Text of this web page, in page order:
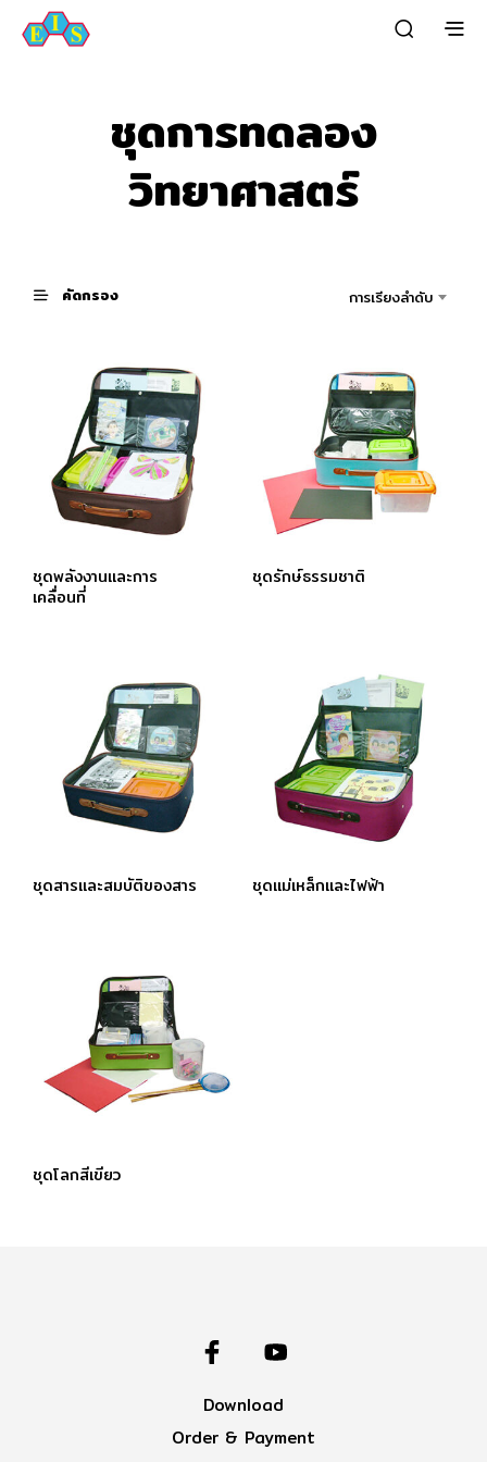
ชุดการทดลอง
วิทยาศาสตร์
คัดกรอง การเรียงลำดับ
ชุดพลังงานและการ
เคลื่อนที่
ชุดรักษ์ธรรมชาติ
ชุดสารและสมบัติของสาร ชุดแม่เหล็กและไฟฟ้า
ชุดโลกสีเขียว
Download
Order & Payment